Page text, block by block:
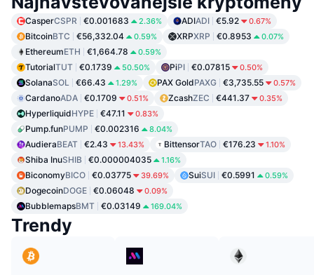
CasperCSPR €0.001683 2.36% ADIADI €5.92 0.67%
BitcoinBTC €56,332.04 0.59% XRPXRP €0.8953 0.07%
EthereumETH €1,664.78 0.59%
TutorialTUT €0.1739 50.50% PiPI €0.07815 0.50%
SolanaSOL €66.43 1.29% PAX GoldPAXG €3,735.55 0.57%
CardanoADA €0.1709 0.51% ZcashZEC €441.37 0.35%
HyperliquidHYPE €47.11 0.83%
Pump.funPUMP €0.002316 8.04%
AudieraBEAT €2.43 13.43% BittensorTAO €176.23 1.10%
Shiba InuSHIB €0.000004035 1.16%
BiconomyBICO €0.03775 39.69% SuiSUI €0.5991 0.59%
DogecoinDOGE €0.06048 0.09%
BubblemapsBMT €0.03149 169.04%
Trendy